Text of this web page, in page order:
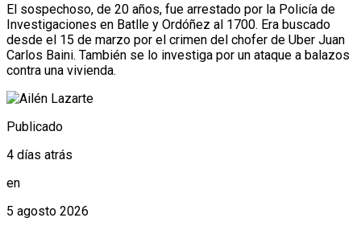
El sospechoso, de 20 años, fue arrestado por la Policía de
Investigaciones en Batlle y Ordóñez al 1700. Era buscado
desde el 15 de marzo por el crimen del chofer de Uber Juan
Carlos Baini. También se lo investiga por un ataque a balazos
contra una vivienda.
Publicado
4 días atrás
en
5 agosto 2026